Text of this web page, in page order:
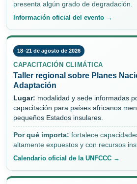
presenta algún grado de degradación.
Información oficial del evento →
18–21 de agosto de 2026
CAPACITACIÓN CLIMÁTICA
Taller regional sobre Planes
Adaptación
Lugar: modalidad y sede informadas
capacitación para países africanos
pequeños Estados insulares.
Por qué importa: fortalece
altamente expuestos y con recursos
Calendario oficial de la UNFCCC →